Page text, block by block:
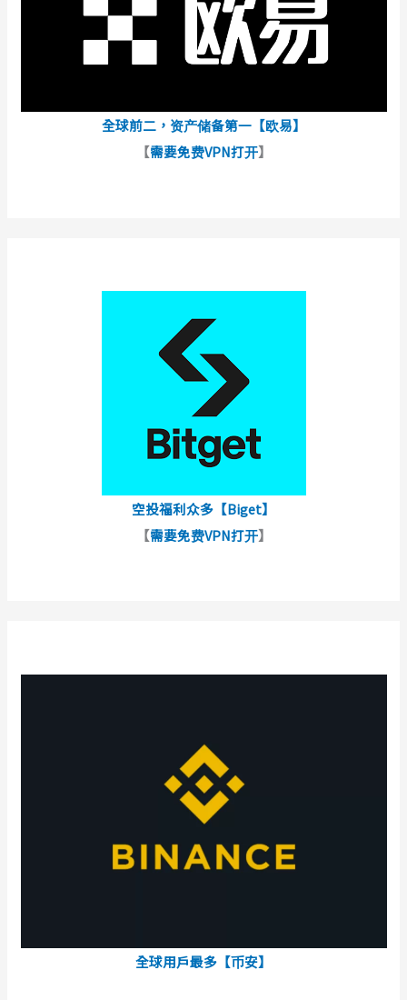
全球前二，资产储备第一【欧易】
【需要免费VPN打开】
空投福利众多【Biget】
【需要免费VPN打开】
全球用戶最多【币安】